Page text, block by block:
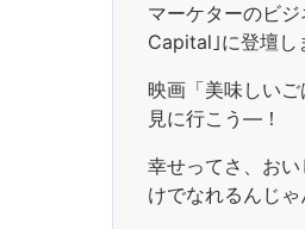
マーケターのビ
Capital｣に登壇し
映画「美味しい
見に行こう―！
幸せってさ、お
けでなれるんじゃ